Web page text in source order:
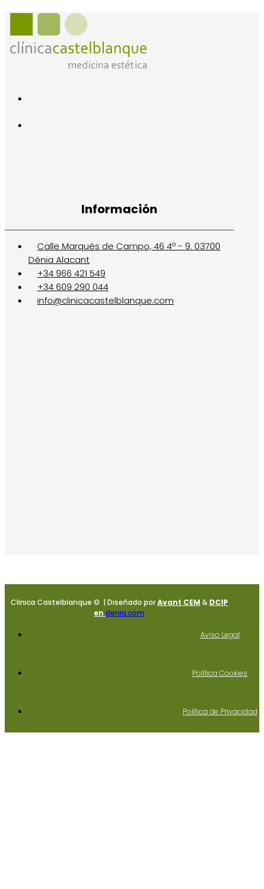
Información
Calle Marqués de Campo, 46 4º - 9. 03700
Dénia Alacant
+34 966 421 549
+34 609 290 044
info@clinicacastelblanque.com
Clinica Castelblanque © | Diseñado porAvant CEM & DCIP
endenia.com
Aviso Legal
Política Cookies
Política de Privacidad